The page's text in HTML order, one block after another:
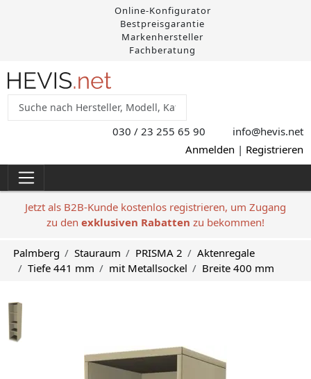
Online-Konfigurator
Bestpreisgarantie
Markenhersteller
Fachberatung
030 / 23 255 65 90 info@hevis.net
Anmelden | Registrieren
Jetzt als B2B-Kunde kostenlos registrieren, um Zugang
zu den exklusiven Rabatten zu bekommen!
Palmberg Stauraum PRISMA 2
Aktenregale
Tiefe 441 mm
mit Metallsockel Breite 400 mm